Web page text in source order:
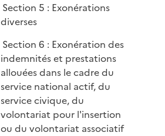
Section 5 : Exonérations
diverses
Section 6 : Exonération des
indemnités et prestations
allouées dans le cadre du
service national actif, du
service civique, du
volontariat pour l'insertion
ou du volontariat associatif